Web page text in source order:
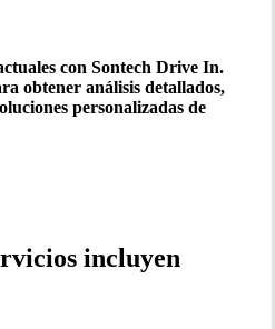
con Sontech Drive In.
obtener análisis detallados,
personalizadas de
incluyen